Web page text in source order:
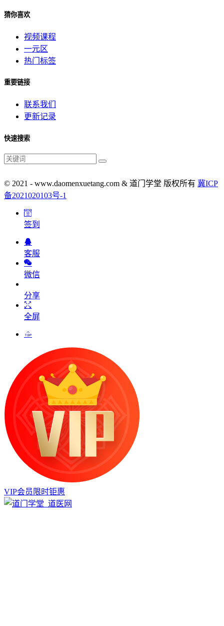
猜你喜欢
视频课程
一元区
热门标签
重要链接
联系我们
更新记录
快速搜索
© 2021 - www.daomenxuetang.com & 道门学堂 版权所有 冀ICP
备2021020103号-1
签到
客服
微信
分享
全屏
VIP会员限时钜惠